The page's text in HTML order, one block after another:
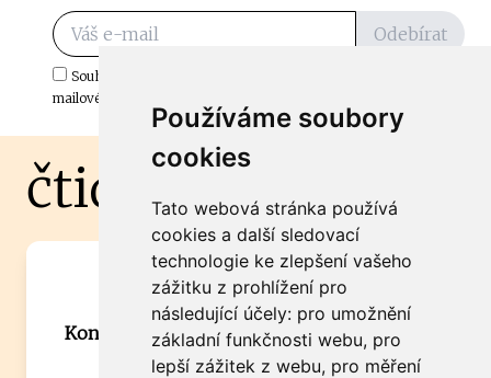
Používáme soubory
cookies
Tato webová stránka používá
cookies a další sledovací
technologie ke zlepšení vašeho
zážitku z prohlížení pro
následující účely: pro umožnění
základní funkčnosti webu, pro
lepší zážitek z webu, pro měření
Odebírat
Souhlasím s odběrem důležitých zpráv ze ČtiDoma.cz do mé e-
mailové schránky.
čtidoma.cz
Máte zajímavou informaci? Chcete
spolupracovat?
Kontaktujte šéfredaktora Martina Chalupu:
chalupa@ctidoma.cz